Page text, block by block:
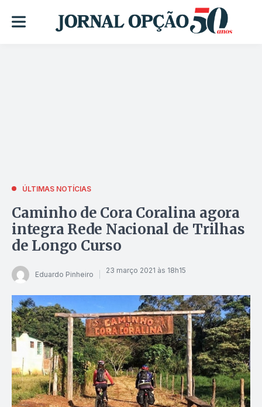
ÚLTIMAS NOTÍCIAS
Caminho de Cora Coralina agora
integra Rede Nacional de Trilhas
de Longo Curso
Eduardo Pinheiro 23 março 2021 às 18h15